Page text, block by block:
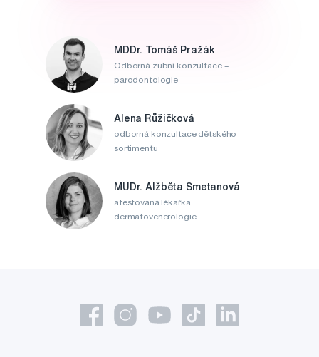
MDDr. Tomáš Pražák
Odborná zubní konzultace –
parodontologie
Alena Růžičková
odborná konzultace dětského
sortimentu
MUDr. Alžběta Smetanová
atestovaná lékařka
dermatovenerologie